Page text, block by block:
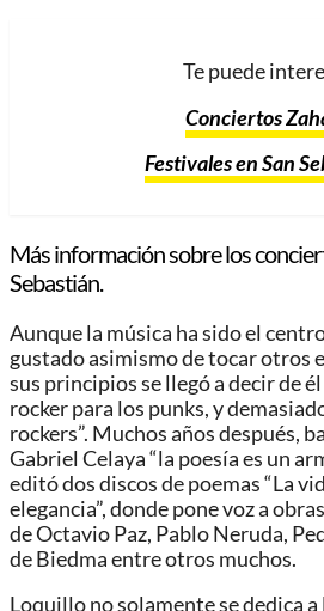
Te puede
Conciertos
Festivales en San
Más información sobre los
Sebastián.
Aunque la música ha sido el
gustado asimismo de tocar otros
sus principios se llegó a decir de
rocker para los punks, y
rockers”. Muchos años después,
Gabriel Celaya “la poesía es un
editó dos discos de poemas “La
elegancia”, donde pone voz a
de Octavio Paz, Pablo Neruda,
de Biedma entre otros muchos.
Loquillo no solamente se dedica a